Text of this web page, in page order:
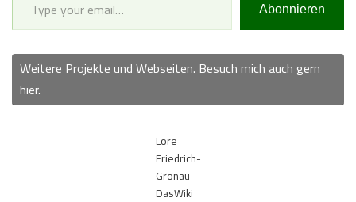
Abonnieren
Weitere Projekte und Webseiten. Besuch mich auch gern
hier.
Lore
Friedrich-
Gronau -
DasWiki